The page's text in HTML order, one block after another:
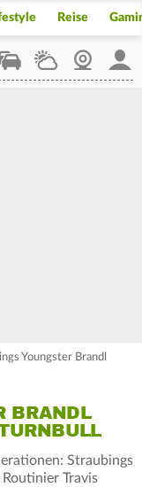
Reise
WetterWebcam
Youngster Brandl
BRANDL
Straubings
Travis